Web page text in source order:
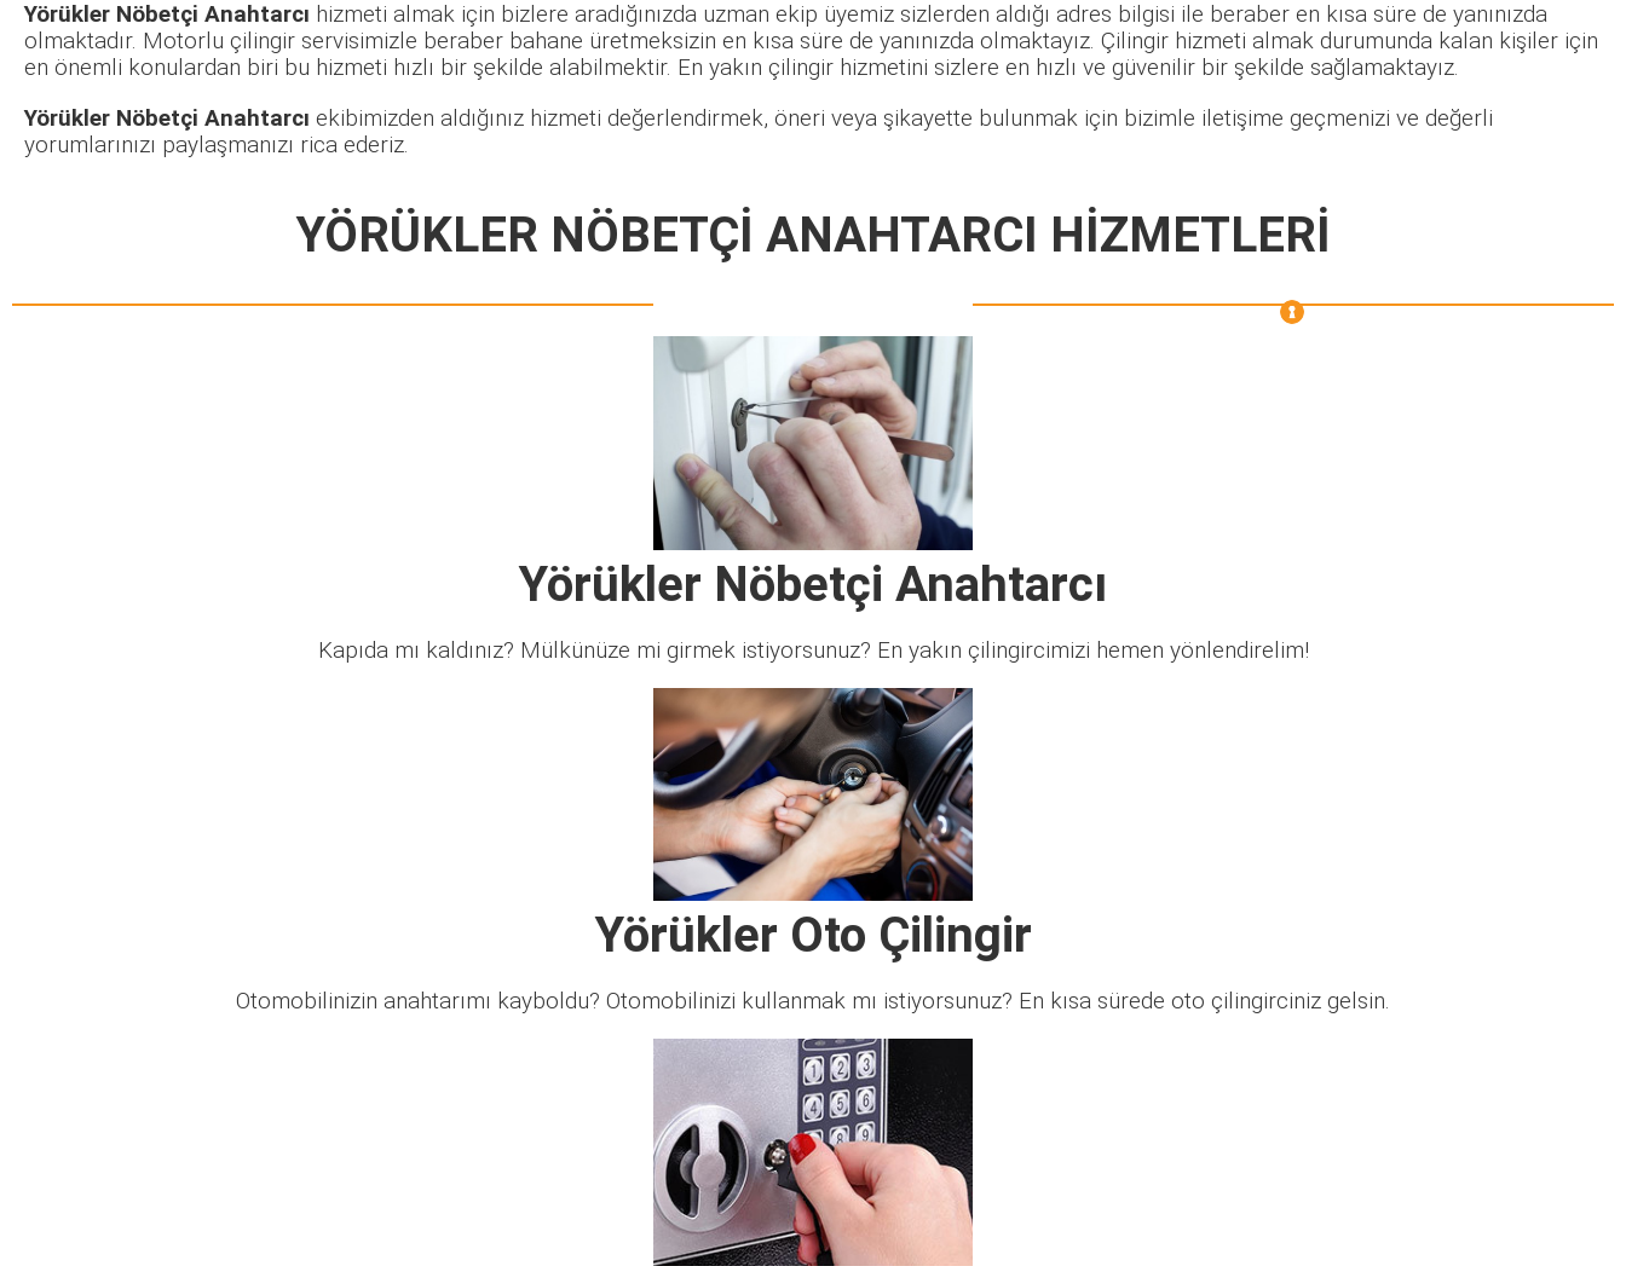
Yörükler Nöbetçi Anahtarcı hizmeti almak için bizlere aradığınızda uzman ekip üyemiz sizlerden aldığı adres bilgisi ile beraber en kısa süre de yanınızda
olmaktadır. Motorlu çilingir servisimizle beraber bahane üretmeksizin en kısa süre de yanınızda olmaktayız. Çilingir hizmeti almak durumunda kalan kişiler için
en önemli konulardan biri bu hizmeti hızlı bir şekilde alabilmektir. En yakın çilingir hizmetini sizlere en hızlı ve güvenilir bir şekilde sağlamaktayız.
Yörükler Nöbetçi Anahtarcı ekibimizden aldığınız hizmeti değerlendirmek, öneri veya şikayette bulunmak için bizimle iletişime geçmenizi ve değerli
yorumlarınızı paylaşmanızı rica ederiz.
YÖRÜKLER NÖBETÇİ ANAHTARCI HİZMETLERİ
Yörükler Nöbetçi Anahtarcı
Kapıda mı kaldınız? Mülkünüze mi girmek istiyorsunuz? En yakın çilingircimizi hemen yönlendirelim!
Yörükler Oto Çilingir
Otomobilinizin anahtarımı kayboldu? Otomobilinizi kullanmak mı istiyorsunuz? En kısa sürede oto çilingirciniz gelsin.